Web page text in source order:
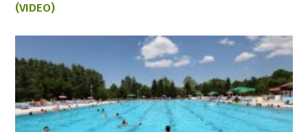
(VIDEO)